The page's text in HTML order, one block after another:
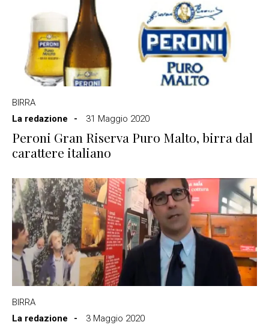
BIRRA
La redazione
31 Maggio 2020
Peroni Gran Riserva Puro Malto, birra dal
carattere italiano
BIRRA
La redazione
3 Maggio 2020